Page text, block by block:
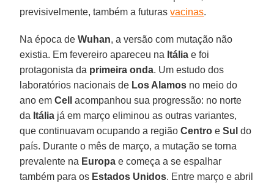
previsivelmente, também a futurasvacinas.
Na época deWuhan, a versão com mutação não
existia. Em fevereiro apareceu na Itália e foi
protagonista da primeira onda. Um estudo dos
laboratórios nacionais de Los Alamos no meio do
ano emCell
acompanhou sua progressão: no norte
da Itália já em março eliminou as outras variantes,
que continuavam ocupando a regiãoCentro eSul do
país. Durante o mês de março, a mutação se torna
prevalente na Europa e começa a se espalhar
também para os Estados Unidos. Entre março e abril